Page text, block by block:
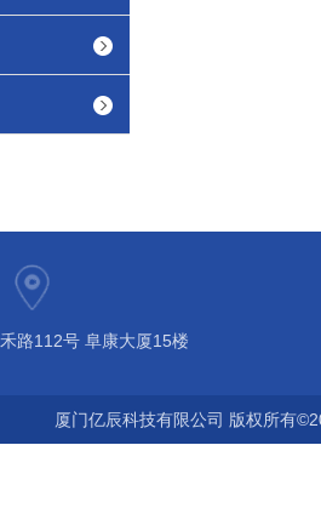
路112号 阜康大厦15楼
厦门亿辰科技有限公司 版权所有